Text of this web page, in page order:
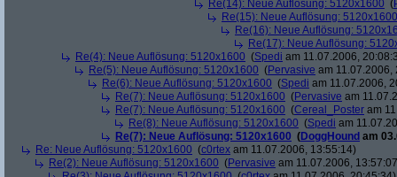
Re(14): Neue Auflösung: 5120x1600 (
Re(15): Neue Auflösung: 5120x1600
Re(16): Neue Auflösung:
Re(17): Neue Auflösung:
Re(4): Neue Auflösung: 5120x1600 (Spedi am 11.07.2006,
Re(5): Neue Auflösung: 5120x1600 (Pervasive am 11.07.2006,
Re(6): Neue Auflösung: 5120x1600 (Spedi am 11.07.2006,
Re(7): Neue Auflösung: 5120x1600 (Pervasive am
Re(7): Neue Auflösung: 5120x1600 (Cereal_Poster am
Re(8): Neue Auflösung: 5120x1600 (Spedi am
Re(7): Neue Auflösung: 5120x1600 (DoggHound am
Re: Neue Auflösung: 5120x1600 (c0rtex am 11.07.2006, 13:55:14)
Re(2): Neue Auflösung: 5120x1600 (Pervasive am 11.07.2006,